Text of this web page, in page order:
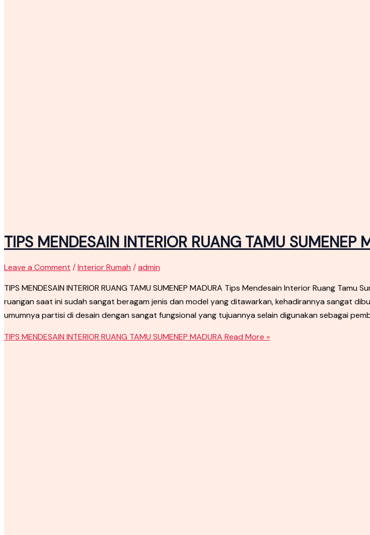
TIPS MENDESAIN INTERIOR RUANG TAMU SUMENEP
Leave a Comment /Interior Rumah /admin
TIPS MENDESAIN INTERIOR RUANG TAMU SUMENEP MADURA Tips Mendesain Interior Ruang
ruangan saat ini sudah sangat beragam jenis dan model yang ditawarkan, kehadirannya sangat
umumnya partisi di desain dengan sangat fungsional yang tujuannya selain digunakan sebagai
TIPS MENDESAIN INTERIOR RUANG TAMU SUMENEP MADURA Read More »